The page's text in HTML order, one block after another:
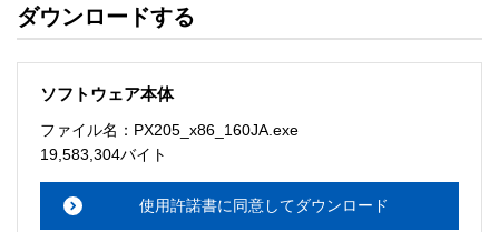
・ソフトウェアを改変、またはリバースエンジニアリング
ソフトウェアのサポート
・本サーバでは、ユーザーサポートは行いません。搭載ソ
メーションセンターまでお願い
ダウンロードする
ソフトウェア本体
ファイル名：PX205_x86_160JA.exe
19,583,304バイト
使用許諾書に同意してダウンロード